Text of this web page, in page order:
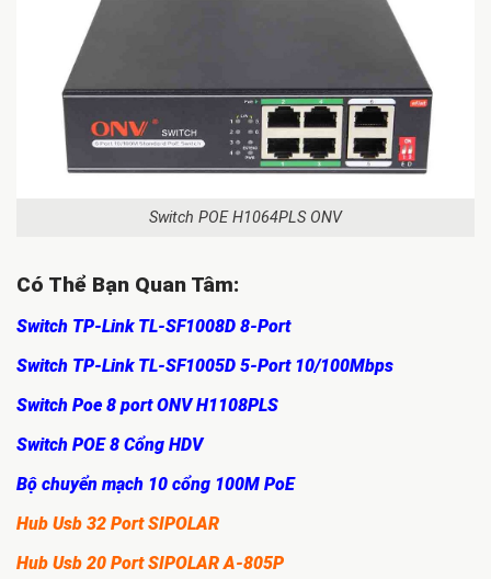
Switch POE H1064PLS ONV
Có Thể Bạn Quan Tâm:
Switch TP-Link TL-SF1008D 8-Port
Switch TP-Link TL-SF1005D 5-Port 10/100Mbps
Switch Poe 8 port ONV H1108PLS
Switch POE 8 Cổng HDV
Bộ chuyển mạch 10 cổng 100M PoE
Hub Usb 32 Port SIPOLAR
Hub Usb 20 Port SIPOLAR A-805P